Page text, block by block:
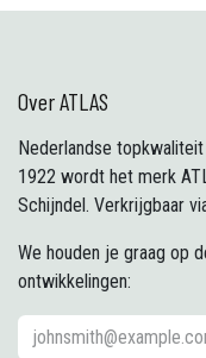
Over ATLAS
Nederlandse
1922 wordt het merk
Schijndel. Verkrijgbaar
We houden je graag op
ontwikkelingen: